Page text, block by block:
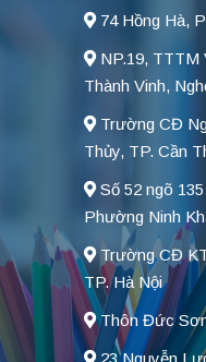
74 Hồng Hà,
NP.19, TTTM
Thành Vinh,
Trường CĐ
Thủy, TP. Cần
Số 52 ngõ
Phường Ninh
Trường CĐ
TP. Hà Nội
Thôn Đức
23 Nguyễn